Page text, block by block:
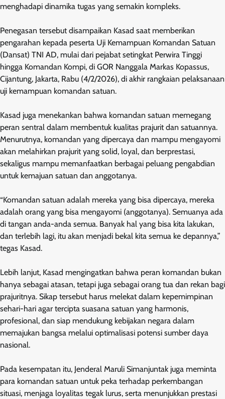
menghadapi dinamika tugas yang semakin kompleks.
Penegasan tersebut disampaikan Kasad saat memberikan
pengarahan kepada peserta Uji Kemampuan Komandan Satuan
(Dansat) TNI AD, mulai dari pejabat setingkat Perwira Tinggi
hingga Komandan Kompi, di GOR Nanggala Markas Kopassus,
Cijantung, Jakarta, Rabu (4/2/2026), di akhir rangkaian pelaksanaan
uji kemampuan komandan satuan.
Kasad juga menekankan bahwa komandan satuan memegang
peran sentral dalam membentuk kualitas prajurit dan satuannya.
Menurutnya, komandan yang dipercaya dan mampu mengayomi
akan melahirkan prajurit yang solid, loyal, dan berprestasi,
sekaligus mampu memanfaatkan berbagai peluang pengabdian
untuk kemajuan satuan dan anggotanya.
“Komandan satuan adalah mereka yang bisa dipercaya, mereka
adalah orang yang bisa mengayomi (anggotanya). Semuanya ada
di tangan anda-anda semua. Banyak hal yang bisa kita lakukan,
dan terlebih lagi, itu akan menjadi bekal kita semua ke depannya,”
tegas Kasad.
Lebih lanjut, Kasad mengingatkan bahwa peran komandan bukan
hanya sebagai atasan, tetapi juga sebagai orang tua dan rekan bagi
prajuritnya. Sikap tersebut harus melekat dalam kepemimpinan
sehari-hari agar tercipta suasana satuan yang harmonis,
profesional, dan siap mendukung kebijakan negara dalam
memajukan bangsa melalui optimalisasi potensi sumber daya
nasional.
Pada kesempatan itu, Jenderal Maruli Simanjuntak juga meminta
para komandan satuan untuk peka terhadap perkembangan
situasi, menjaga loyalitas tegak lurus, serta menunjukkan prestasi